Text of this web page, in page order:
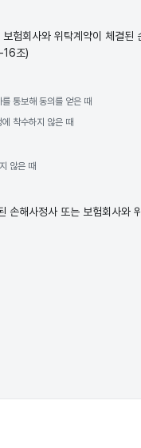
험회사와 위탁계약이 체결된
16조)
통보해 동의를 얻은 때
착수하지 않은 때
않은 때
해사정사 또는 보험회사와